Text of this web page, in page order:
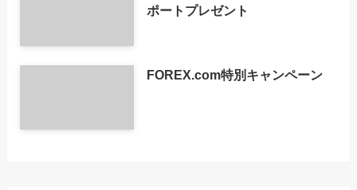
ポートプレゼント
FOREX.com特別キャンペーン